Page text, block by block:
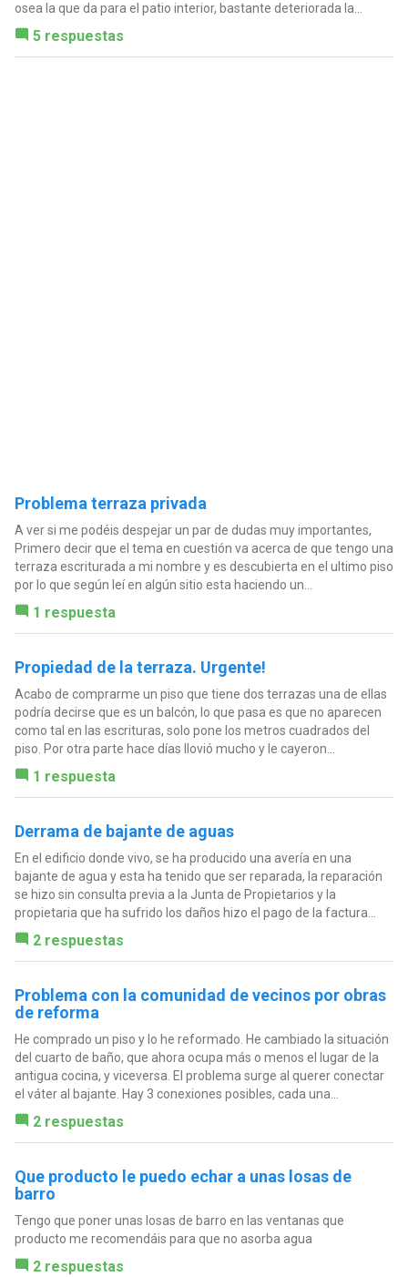
osea la que da para el patio interior, bastante deteriorada la...
5 respuestas
Problema terraza privada
A ver si me podéis despejar un par de dudas muy importantes,
Primero decir que el tema en cuestión va acerca de que tengo una
terraza escriturada a mi nombre y es descubierta en el ultimo piso
por lo que según leí en algún sitio esta haciendo un...
1 respuesta
Propiedad de la terraza. Urgente!
Acabo de comprarme un piso que tiene dos terrazas una de ellas
podría decirse que es un balcón, lo que pasa es que no aparecen
como tal en las escrituras, solo pone los metros cuadrados del
piso. Por otra parte hace días llovió mucho y le cayeron...
1 respuesta
Derrama de bajante de aguas
En el edificio donde vivo, se ha producido una avería en una
bajante de agua y esta ha tenido que ser reparada, la reparación
se hizo sin consulta previa a la Junta de Propietarios y la
propietaria que ha sufrido los daños hizo el pago de la factura...
2 respuestas
Problema con la comunidad de vecinos por obras
de reforma
He comprado un piso y lo he reformado. He cambiado la situación
del cuarto de baño, que ahora ocupa más o menos el lugar de la
antigua cocina, y viceversa. El problema surge al querer conectar
el váter al bajante. Hay 3 conexiones posibles, cada una...
2 respuestas
Que producto le puedo echar a unas losas de
barro
Tengo que poner unas losas de barro en las ventanas que
producto me recomendáis para que no asorba agua
2 respuestas